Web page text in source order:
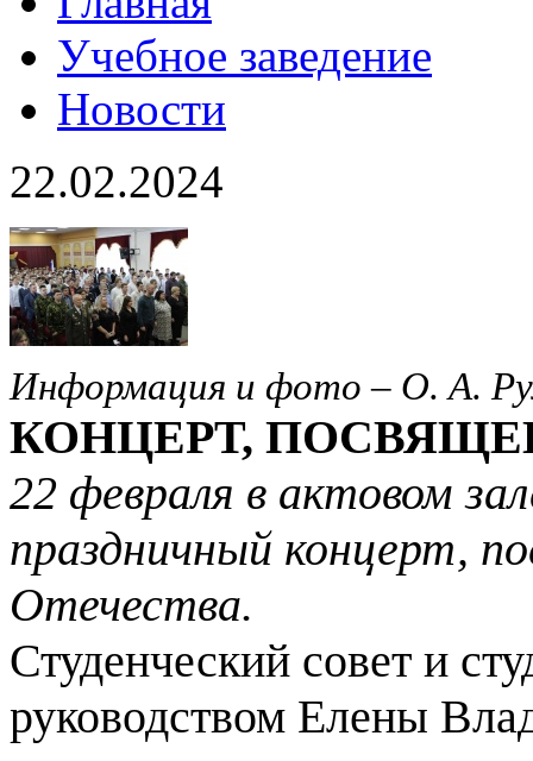
Учебное заведение
Новости
22.02.2024
Информация и фото – О. А.
КОНЦЕРТ,
22 февраля в актовом
праздничный концерт,
Отечества.
Студенческий совет и
руководством Елены